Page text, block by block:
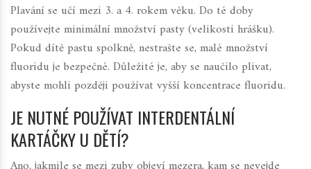
Plavání se učí mezi 3. a 4. rokem věku. Do té doby
používejte minimální množství pasty (velikosti hrášku).
Pokud dítě pastu spolkně, nestrašte se, malé množství
fluoridu je bezpečné. Důležité je, aby se naučilo plivat,
abyste mohli později používat vyšší koncentrace fluoridu.
JE NUTNÉ POUŽÍVAT INTERDENTÁLNÍ
KARTÁČKY U DĚTÍ?